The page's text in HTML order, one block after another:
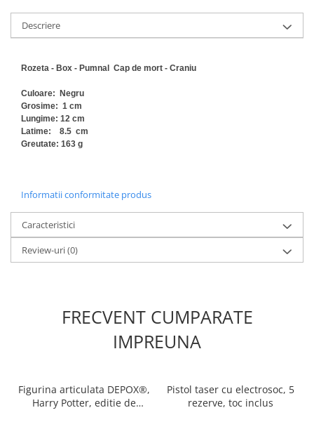
Descriere
Rozeta - Box - Pumnal Cap de mort - Craniu
Culoare: Negru
Grosime: 1 cm
Lungime: 12 cm
Latime: 8.5 cm
Greutate: 163 g
Informatii conformitate produs
Caracteristici
Review-uri(0)
FRECVENT CUMPARATE
IMPREUNA
Figurina articulata DEPOX®,
Harry Potter, editie de
Pistol taser cu electrosoc, 5
rezerve, toc inclus